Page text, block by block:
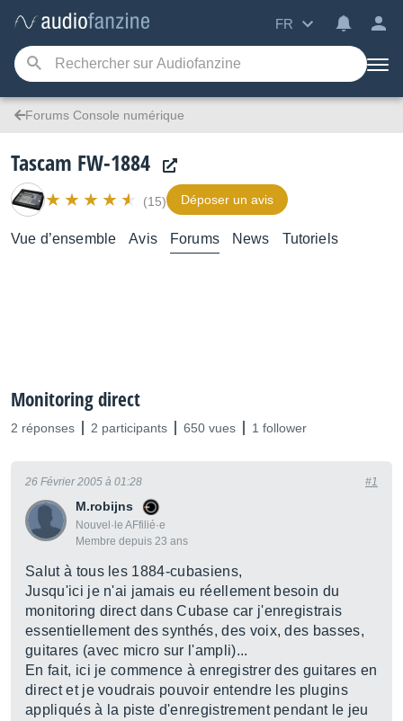
FR
Forums Console numérique
Tascam FW-1884
(15) Déposer un avis
Vue d’ensemble Avis Forums News Tutoriels
Monitoring direct
2 réponses 2 participants 650 vues 1 follower
M.robijns
Nouvel·le AFfilié·e
Membre depuis 23 ans
26 Février 2005 à 01:28 #1
Salut à tous les 1884-cubasiens,
Jusqu'ici je n'ai jamais eu réellement besoin du
monitoring direct dans Cubase car j'enregistrais
essentiellement des synthés, des voix, des basses,
guitares (avec micro sur l'ampli)...
En fait, ici je commence à enregistrer des guitares en
direct et je voudrais pouvoir entendre les plugins
appliqués à la piste d'enregistrement pendant le jeu